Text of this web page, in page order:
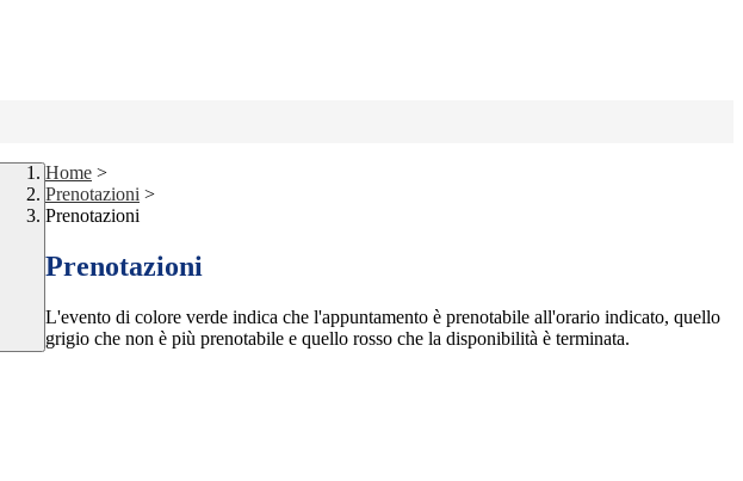
Home >
Prenotazioni >
Prenotazioni
Prenotazioni
L'evento di colore verde indica che l'appuntamento è prenotabile all'orario indicato, quello
grigio che non è più prenotabile e quello rosso che la disponibilità è terminata.